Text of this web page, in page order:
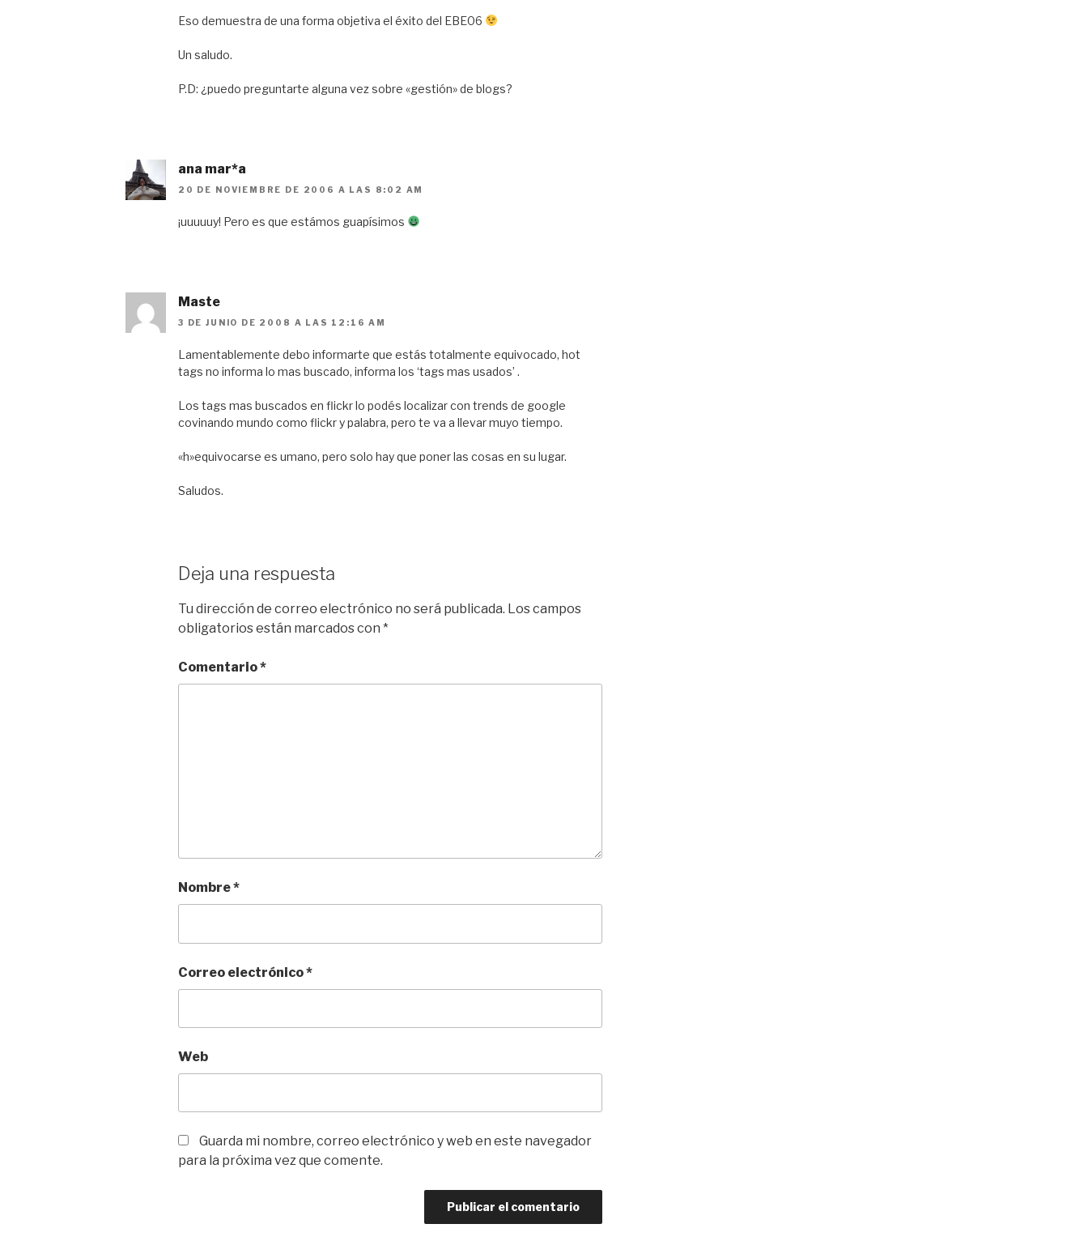
Eso demuestra de una forma objetiva el éxito del EBE06
Un saludo.
P.D: ¿puedo preguntarte alguna vez sobre «gestión» de blogs?
ana mar*a
20 DE NOVIEMBRE DE 2006 A LAS 8:02 AM
¡uuuuuy! Pero es que estámos guapísimos
Maste
3 DE JUNIO DE 2008 A LAS 12:16 AM
Lamentablemente debo informarte que estás totalmente equivocado, hot
tags no informa lo mas buscado, informa los ‘tags mas usados’ .
Los tags mas buscados en flickr lo podés localizar con trends de google
covinando mundo como flickr y palabra, pero te va a llevar muyo tiempo.
«h»equivocarse es umano, pero solo hay que poner las cosas en su lugar.
Saludos.
Deja una respuesta
Tu dirección de correo electrónico no será publicada. Los campos
obligatorios están marcados con *
Comentario*
Nombre*
Correo electrónico*
Web
Guarda mi nombre, correo electrónico y web en este navegador
para la próxima vez que comente.